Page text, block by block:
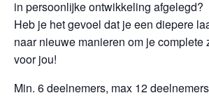
in persoonlijke ontwikkeling afgelegd?
Heb je het gevoel dat je een diepere
naar nieuwe manieren om je
voor jou!
Min. 6 deelnemers, max 12